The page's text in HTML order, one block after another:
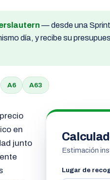
— desde una
día, y recibe su
A6 A63
en
junto
Estimación
Lugar de